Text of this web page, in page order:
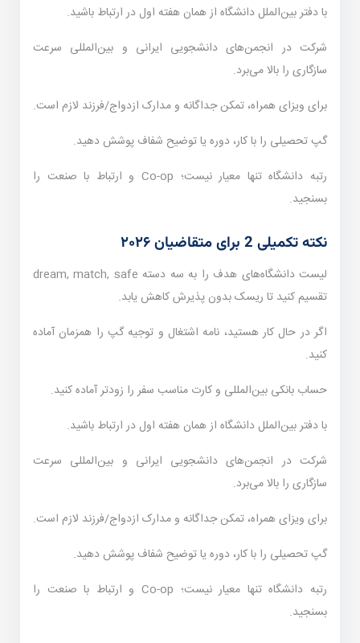
با دفتر بین‌الملل دانشگاه از همان هفته اول در ارتباط باشید.
شرکت در انجمن‌های دانشجویی ایرانی و بین‌المللی سرعت
سازگاری را بالا می‌برد.
برای ویزای همراه، تمکن جداگانه و مدارک ازدواج/فرزند لازم است.
گپ تحصیلی را با کار، دوره یا توضیح شفاف پوشش دهید.
رتبه دانشگاه تنها معیار نیست؛ Co-op و ارتباط با صنعت را
بسنجید.
نکته تکمیلی 2 برای متقاضیان ۲۰۲۶
لیست دانشگاه‌های هدف را به سه دسته dream, match, safe
تقسیم کنید تا ریسک بدون پذیرش کاهش یابد.
اگر در حال کار هستید، نامه اشتغال و توجیه گپ را همزمان آماده
کنید.
حساب بانکی بین‌المللی و کارت مناسب سفر را زودتر آماده کنید.
با دفتر بین‌الملل دانشگاه از همان هفته اول در ارتباط باشید.
شرکت در انجمن‌های دانشجویی ایرانی و بین‌المللی سرعت
سازگاری را بالا می‌برد.
برای ویزای همراه، تمکن جداگانه و مدارک ازدواج/فرزند لازم است.
گپ تحصیلی را با کار، دوره یا توضیح شفاف پوشش دهید.
رتبه دانشگاه تنها معیار نیست؛ Co-op و ارتباط با صنعت را
بسنجید.